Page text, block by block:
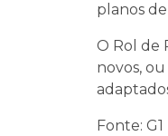
planos
O Rol de
novos,
Fonte: G1